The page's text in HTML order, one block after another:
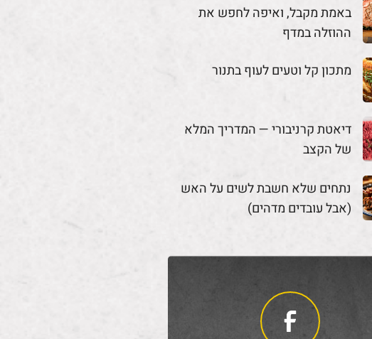
באמת מקבל, ואיפה לחפש את
ההוזלה במדף
מתכון קל וטעים לעוף בתנור
דיאטת קרניבורי — המדריך המלא
של הקצב
נתחים שלא חשבת לשים על האש
(אבל עובדים מדהים)